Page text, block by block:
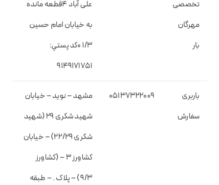
تخصصی
مهرگان
بار
علی آباد 4قطعه مانده
به خیابان امام حسین
1/3 0کد پستي:
9149171751
باربری
سفارش
05137322009
مشهد – نوید – خیابان
شهید شکری 29 (شهید
شکری 22/29) – خیابان
کشاورز 3 – (کشاورز
9/3) – پلاک . – طبقه